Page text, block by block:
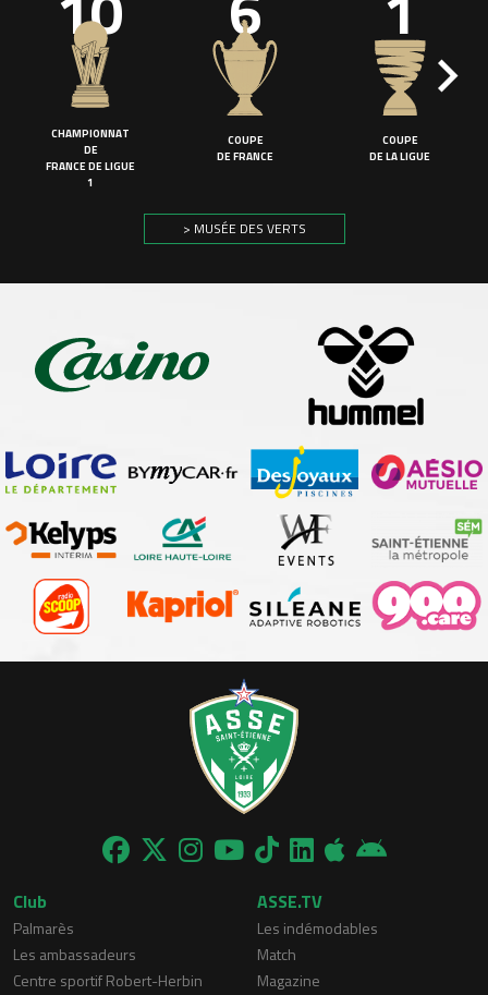
CHAMPIONNAT
DE
FRANCE DE LIGUE
1
COUPE
DE FRANCE
COUPE
DE LA LIGUE
> MUSÉE DES VERTS
Club
Palmarès
Les ambassadeurs
Centre sportif Robert-Herbin
ASSE.TV
Les indémodables
Match
Magazine